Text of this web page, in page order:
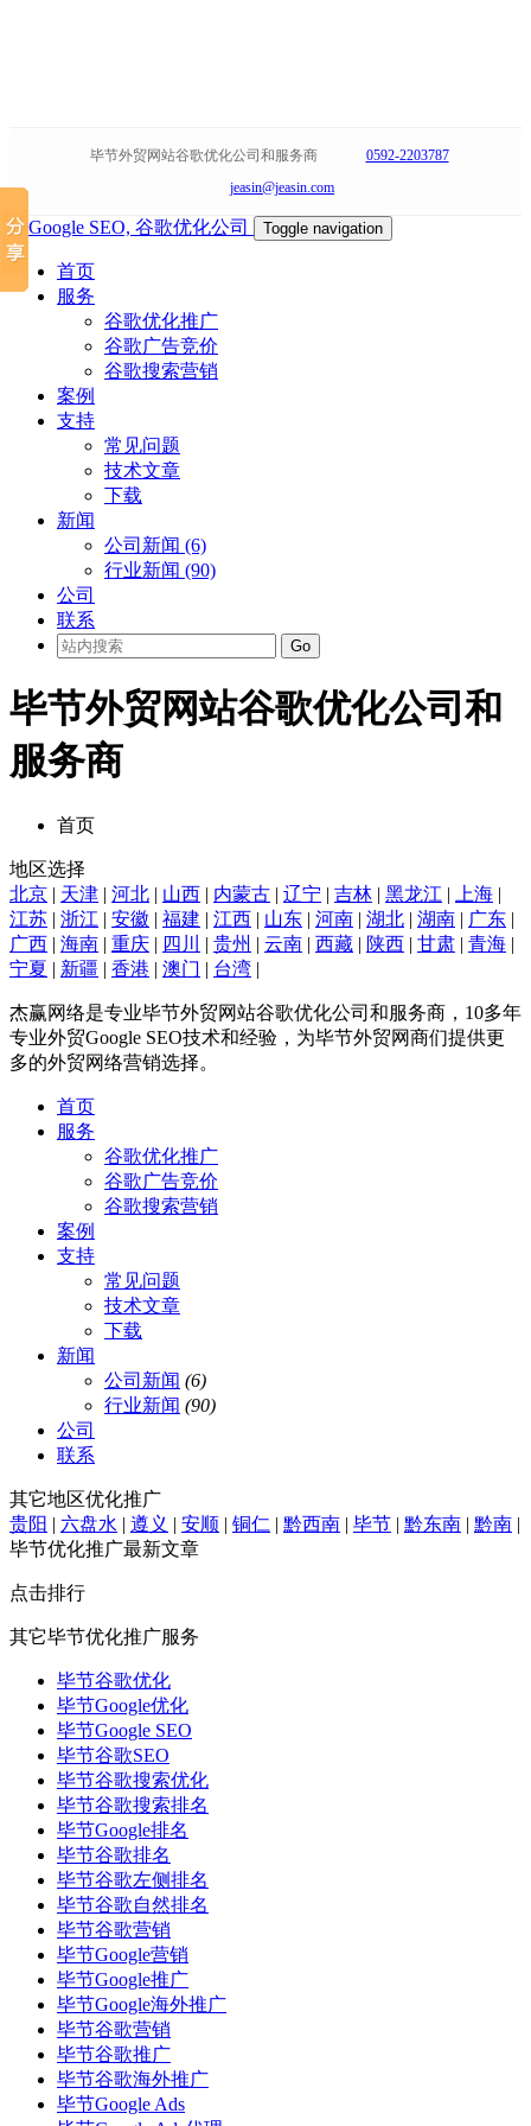
毕节外贸网站谷歌优化公司和服务商
0592-2203787
jeasin@jeasin.com
Toggle navigation
首页
服务
谷歌优化推广
谷歌广告竞价
谷歌搜索营销
案例
支持
常见问题
技术文章
下载
新闻
公司新闻 (6)
行业新闻 (90)
公司
联系
Go
毕节外贸网站谷歌优化公司和
服务商
首页
地区选择
北京 | 天津 | 河北 | 山西 | 内蒙古 | 辽宁 | 吉林 | 黑龙江 | 上海 |
江苏 | 浙江 | 安徽 | 福建 | 江西 | 山东 | 河南 | 湖北 | 湖南 | 广东 |
广西 | 海南 | 重庆 | 四川 | 贵州 | 云南 | 西藏 | 陕西 | 甘肃 | 青海 |
宁夏 | 新疆 | 香港 | 澳门 | 台湾 |
杰赢网络是专业毕节外贸网站谷歌优化公司和服务商，10多年
专业外贸Google SEO技术和经验，为毕节外贸网商们提供更
多的外贸网络营销选择。
首页
服务
谷歌优化推广
谷歌广告竞价
谷歌搜索营销
案例
支持
常见问题
技术文章
下载
新闻
公司新闻 (6)
行业新闻 (90)
公司
联系
其它地区优化推广
贵阳 | 六盘水 | 遵义 | 安顺 | 铜仁 | 黔西南 | 毕节 | 黔东南 | 黔南 |
毕节优化推广最新文章
点击排行
其它毕节优化推广服务
毕节谷歌优化
毕节Google优化
毕节Google SEO
毕节谷歌SEO
毕节谷歌搜索优化
毕节谷歌搜索排名
毕节Google排名
毕节谷歌排名
毕节谷歌左侧排名
毕节谷歌自然排名
毕节谷歌营销
毕节Google营销
毕节Google推广
毕节Google海外推广
毕节谷歌营销
毕节谷歌推广
毕节谷歌海外推广
毕节Google Ads